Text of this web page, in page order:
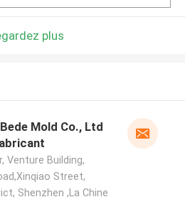
plus
Mold Co., Ltd
Venture Building,
Street,
Shenzhen ,La Chine